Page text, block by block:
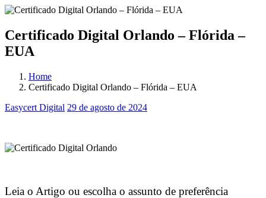
Certificado Digital Orlando – Flórida –
EUA
Home
Certificado Digital Orlando – Flórida – EUA
Easycert Digital 29 de agosto de 2024
Leia o Artigo ou escolha o assunto de preferência